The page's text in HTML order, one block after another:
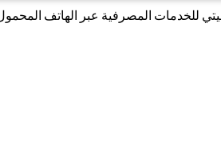
للخدمات المصرفية عبر الهاتف